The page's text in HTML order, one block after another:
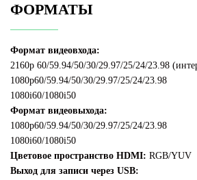
ФОРМАТЫ
Формат видеовхода:
2160p 60/59.94/50/30/29.97/25/24/23.98
1080p60/59.94/50/30/29.97/25/24/23.98
1080i60/1080i50
Формат видеовыхода:
1080p60/59.94/50/30/29.97/25/24/23.98
1080i60/1080i50
Цветовое пространство HDMI: RGB/YUV
Выход для записи через USB: